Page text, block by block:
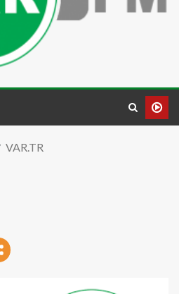
VAR.TR